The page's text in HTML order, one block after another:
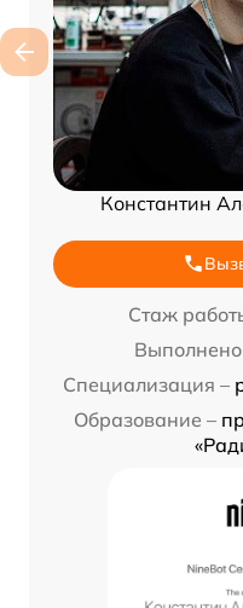
Константин
Стаж
Специализация –
Образование –